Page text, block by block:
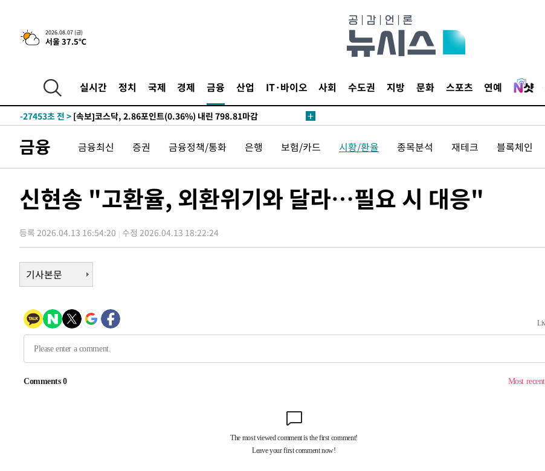
2026.08.07 (금)
서울 37.5℃
실시간 정치 국제 경제 금융 산업 IT·바이오 사회 수도권 지방 문화 스포츠 연예
-4378초 전 >[속보]합수본, '투표율 허위 입력' 중앙·서울·경기도 선관위 등 9곳
압수수색
-31610초 전 > SK하이닉스, 용인·청주 팹에 54조 투자…"AI 메모리 수요 선제 대
-27719초 전 >
외국인 심판 성 접대 7경기 들여다보니…한국 축구 '5승 2무'
-27453초 전 >
-27406초 전 > [속보]코스피, 6200선 약보합…0.60% 내린 6258.77에 마쳐
-27275초 전 >
[속보] 노원서 40.1도 관측…서울, 2018년 이후 첫 40도
-24365초 전 >[속보]종합특검, '계엄 수용공간 확보' 신용해 前교정본부장 기소
-23209초 전 >11시간 압수수색에 성접대 파문까지…'쑥대밭' 된 축구협회
병태 후임
-18589초 전 >[속보]국힘 윤리위, '돌려차기 발언' 진종오·서범수 징계 절차 개시
-13914초 전 >[속보] 7월 중국 수출 23.9%↑ 수입 27.5%↑…무역총액
25.3%↑
-11074초 전 >
-10940초 전 >[속보]종합특검, '관저이전 봐주기 감사' 유병호 구속기소
-6790초 전 > [속보]'300억원대 사기 혐의' 차가원 대표 구속 송치
-5984초 전 >"미 전국적 살모네라 식중독 원인은 멕시코산 할라피뇨"-- CDC
-4497초 전 >[속보]경찰·노동부, HL만도 평택사업장 끼임 사망 관련 압수수색
압수수색
-31610초 전 >
[속보]코스닥, 2.86포인트(0.36%) 내린 798.81마감
[속보]코스피, 6200선 약보합…0.60% 내린 6258.77에 마쳐
금융 금융최신 증권 금융정책/통화 은행 보험/카드 시황/환율 종목분석 재테크 블록체인
신현송 "고환율, 외환위기와 달라…필요 시 대응"
등록 2026.04.13 16:54:20 수정 2026.04.13 18:22:24
기사본문